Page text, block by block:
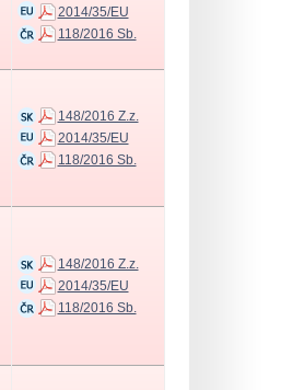
2014/35/EU
118/2016 Sb.
148/2016 Z.z.
2014/35/EU
118/2016 Sb.
148/2016 Z.z.
2014/35/EU
118/2016 Sb.